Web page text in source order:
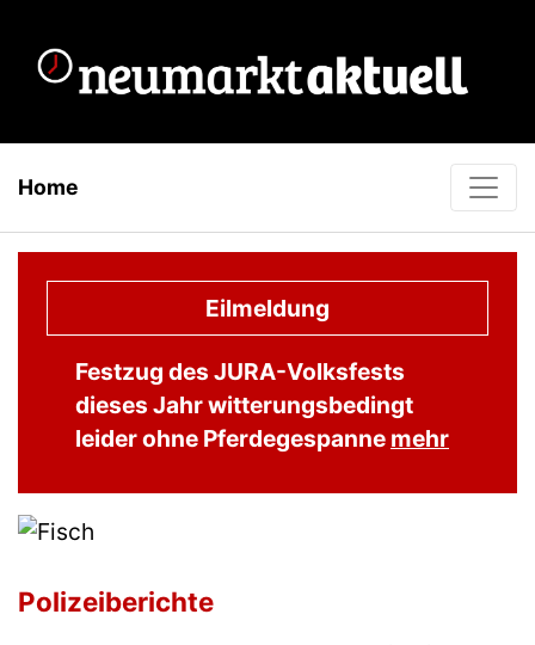
Home
Eilmeldung
Festzug des JURA-Volksfests
dieses Jahr witterungsbedingt
leider ohne Pferdegespanne mehr
Polizeiberichte